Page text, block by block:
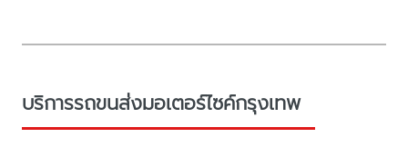
บริการรถขนส่งมอเตอร์ไซค์กรุงเทพ